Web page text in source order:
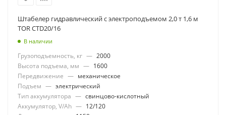
Штабелер гидравлический с электроподъемом 2,0 т 1,6 м
TOR CTD20/16
В наличии
Грузоподъемность, кг — 2000
Высота подъема, мм — 1600
Передвижение — механическое
Подъем — электрический
Тип аккумулятора — свинцово-кислотный
Аккумулятор, V/Ah — 12/120